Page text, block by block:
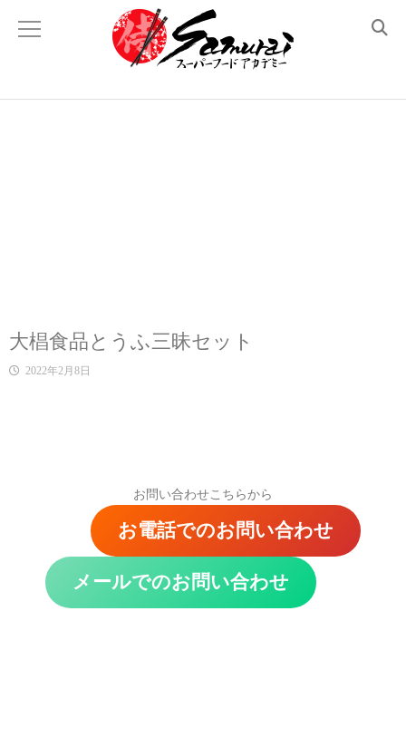
Academyについて
講座のラインナップ
体験レッスン
インストラクター制度とは
インストラクター紹介
受講生の声
大椙食品とうふ三昧セット
2022年2月8日
お問い合わせこちらから
お電話でのお問い合わせ
メールでのお問い合わせ